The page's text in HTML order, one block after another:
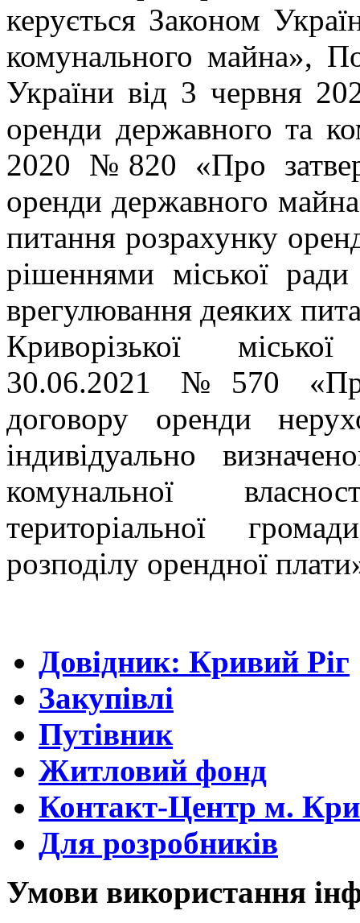
керується Законом
комунального майна»,
України від 3 червня
оренди державного та
2020 №820 «Про
оренди державного
питання розрахунку
рішеннями міської
врегулювання деяких
Криворізької
30.06.2021 №570
договору оренди
індивідуально
комунальної
територіальної
розподілу орендної
Довідник: Кривий Ріг
Закупівлі
Путівник
Житловий фонд
Контакт-Центр м.
Для розробників
Умови використання